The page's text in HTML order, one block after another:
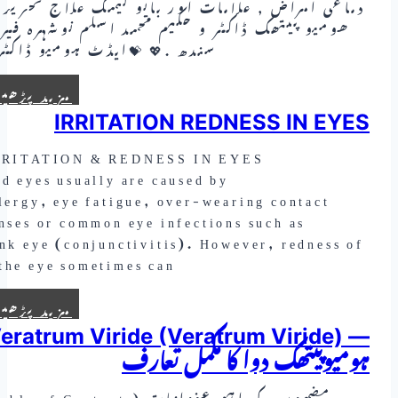
ھومیو پیتھک ڈاکٹر و حکیم محمد اسلم نوشہرہ
سندھ .💖 💝ایڈٹ ہومیو
مزید
IRRITATION REDNESS IN EYES
& REDNESS IN EYES
eyes usually are caused by
eye fatigue, over-wearing contact
or common eye infections such as
eye (conjunctivitis). However, redness of
eye sometimes can…
مزید
Viride (Veratrum Viride) —
ہومیوپیتھک دوا کا مکمل تعارف